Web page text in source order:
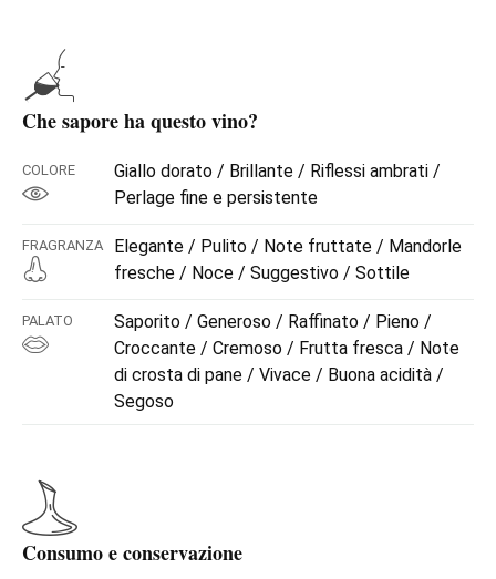
Che sapore ha questo vino?
COLORE
Giallo dorato / Brillante / Riflessi ambrati /
Perlage fine e persistente
FRAGRANZA
Elegante / Pulito / Note fruttate / Mandorle
fresche / Noce / Suggestivo / Sottile
PALATO
Saporito / Generoso / Raffinato / Pieno /
Croccante / Cremoso / Frutta fresca / Note
di crosta di pane / Vivace / Buona acidità /
Segoso
Consumo e conservazione